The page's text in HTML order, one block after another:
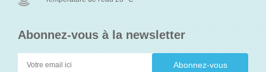
Abonnez-vous à la newsletter